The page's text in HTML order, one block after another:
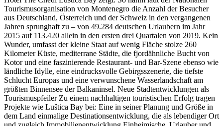
Tourismusorganisation von Montenegro die Anzahl der Besucher
aus Deutschland, Österreich und der Schweiz in den vergangenen
Jahren sprunghaft zu – von 49.284 deutschen Urlaubern im Jahr
2015 auf 113.420 allein in den ersten drei Quartalen von 2019. Kein
Wunder, umfasst der kleine Staat auf wenig Fläche stolze 260
Kilometer Küste, mediterrane Städte, die fjordähnliche Bucht von
Kotor und eine faszinierende Restaurant- und Bar-Szene ebenso wie
ländliche Idylle, eine eindrucksvolle Gebirgsszenerie, die tiefste
Schlucht Europas und eine verwunschene Wasserlandschaft am
größten Binnensee der Balkaninsel. Neue Stadtentwicklungen als
Tourismuspfeiler Zu einem nachhaltigen touristischen Erfolg tragen
Projekte wie Luštica Bay bei: Eine in seiner Planung und Größe in
dem Land einmalige Destinationsentwicklung, die als lebendiger Ort